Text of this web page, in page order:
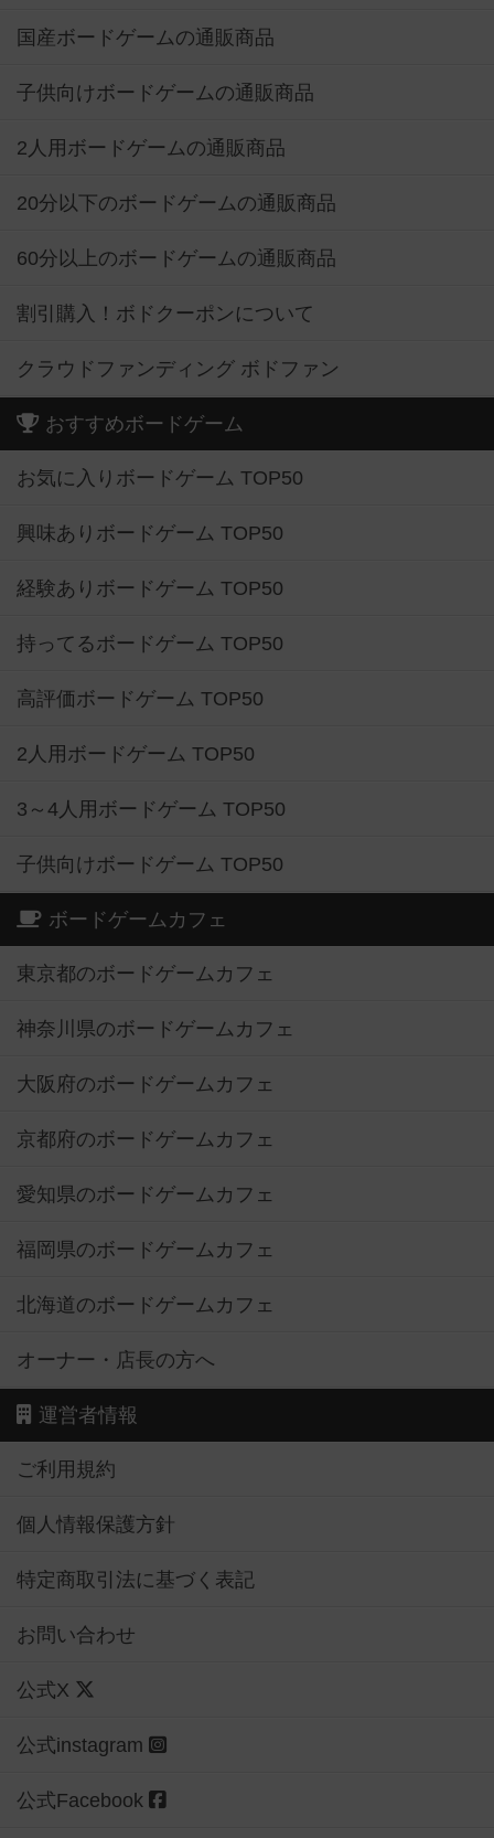
国産ボードゲームの通販商品
子供向けボードゲームの通販商品
2人用ボードゲームの通販商品
20分以下のボードゲームの通販商品
60分以上のボードゲームの通販商品
割引購入！ボドクーポンについて
クラウドファンディング ボドファン
おすすめボードゲーム
お気に入りボードゲーム TOP50
興味ありボードゲーム TOP50
経験ありボードゲーム TOP50
持ってるボードゲーム TOP50
高評価ボードゲーム TOP50
2人用ボードゲーム TOP50
3～4人用ボードゲーム TOP50
子供向けボードゲーム TOP50
ボードゲームカフェ
東京都のボードゲームカフェ
神奈川県のボードゲームカフェ
大阪府のボードゲームカフェ
京都府のボードゲームカフェ
愛知県のボードゲームカフェ
福岡県のボードゲームカフェ
北海道のボードゲームカフェ
オーナー・店長の方へ
運営者情報
ご利用規約
個人情報保護方針
特定商取引法に基づく表記
お問い合わせ
公式X
公式instagram
公式Facebook